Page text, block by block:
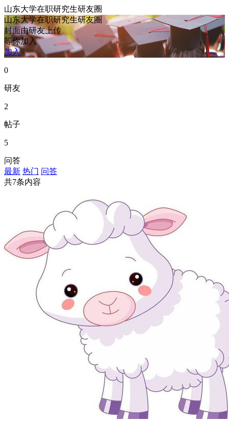
山东大学在职研究生研友圈
山东大学在职研究生研友圈
封面由研友上传
等你加入
加入
0
研友
2
帖子
5
问答
最新 热门 问答
共7条内容